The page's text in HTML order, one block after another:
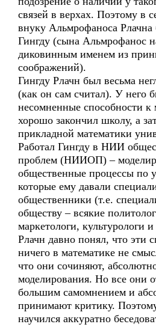
связей в верхах. Поэтому в
внуку Альмрофаноса
Гингду (сына Альмрофанос
диковинным именем из
соображений).
Гингду Рлачн был весьма
(как он сам считал). У него
несомненные способности к
хорошо закончил школу, а
прикладной математики
Работал Гингду в НИИ
проблем (НИИОП) –
общественные процессы по
которые ему давали
общественники (т.е.
обществу – всякие
маркетологи, культурологи
Рлачн давно понял, что эти
ничего в математике не
что они сочиняют,
моделирования. Но все они
большим самомнением и
принимают критику.
научился аккуратно